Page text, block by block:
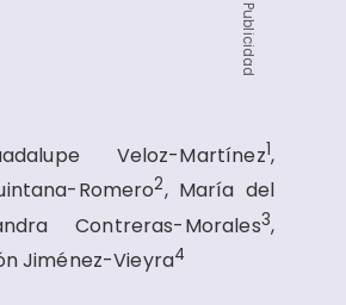
Publicidad
Veloz-Martínez1,
Romero2, María del
Contreras-Morales3,
Jiménez-Vieyra4